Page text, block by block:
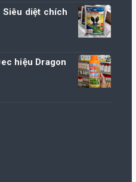
Siêu diệt chích
hiệu Dragon